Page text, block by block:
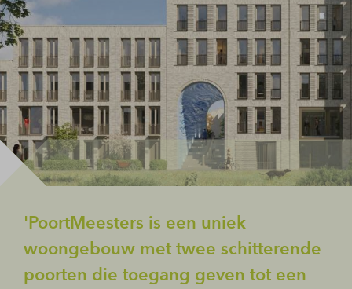
'PoortMeesters is een uniek
woongebouw met twee schitterende
poorten die toegang geven tot een